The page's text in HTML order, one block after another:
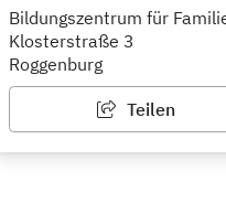
für Familie,
Bildungszentrum für
Klosterstraße 3
Roggenburg
Teilen